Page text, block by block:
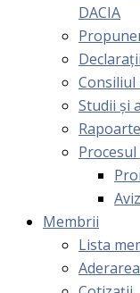
DACIA
Consiliul
Studii și
Membrii
Lista